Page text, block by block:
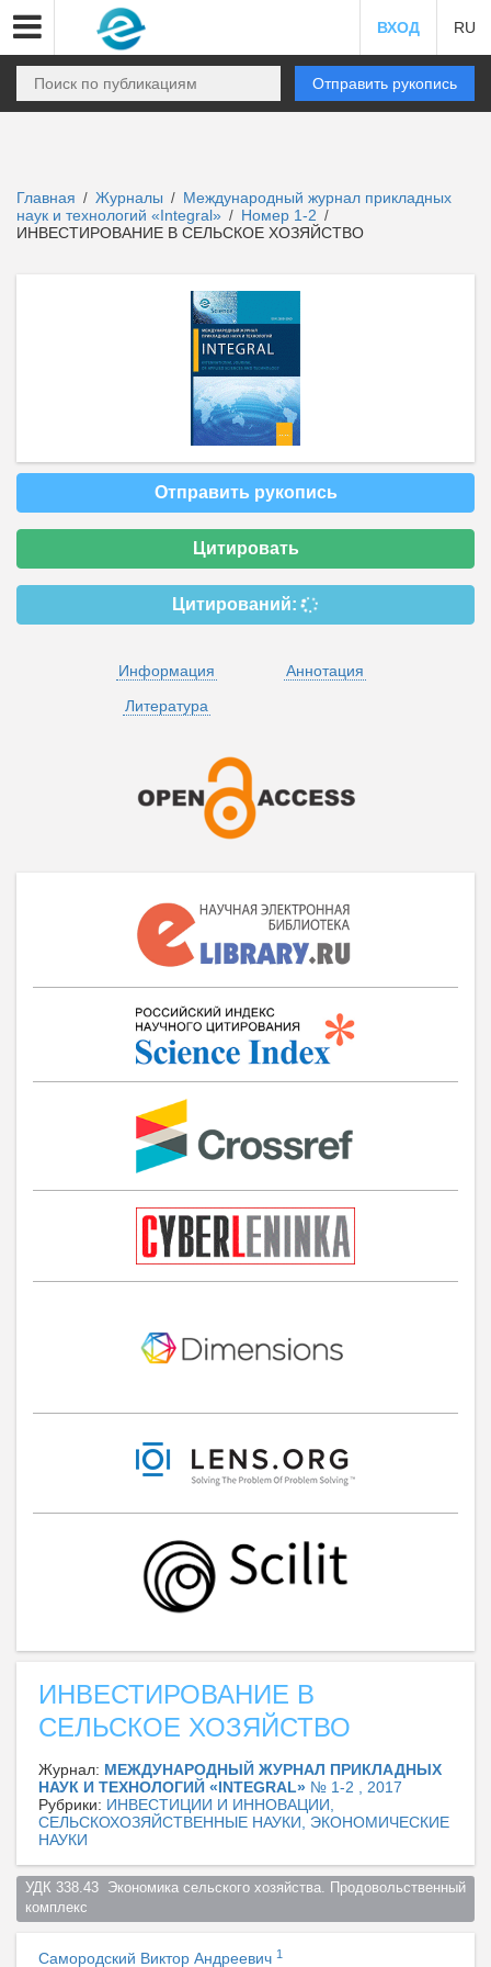
ВХОД RU
Отправить рукопись
Главная / Журналы / Международный журнал прикладных
наук и технологий «Integral» / Номер 1-2 /
ИНВЕСТИРОВАНИЕ В СЕЛЬСКОЕ ХОЗЯЙСТВО
Отправить рукопись
Цитировать
Цитирований:
Информация
Аннотация
Литература
ИНВЕСТИРОВАНИЕ В
СЕЛЬСКОЕ ХОЗЯЙСТВО
Журнал: МЕЖДУНАРОДНЫЙ ЖУРНАЛ ПРИКЛАДНЫХ
НАУК И ТЕХНОЛОГИЙ «INTEGRAL» № 1-2 , 2017
Рубрики: ИНВЕСТИЦИИ И ИННОВАЦИИ,
СЕЛЬСКОХОЗЯЙСТВЕННЫЕ НАУКИ, ЭКОНОМИЧЕСКИЕ
НАУКИ
УДК 338.43  Экономика сельского хозяйства. Продовольственный
комплекс
Самородский Виктор Андреевич 1